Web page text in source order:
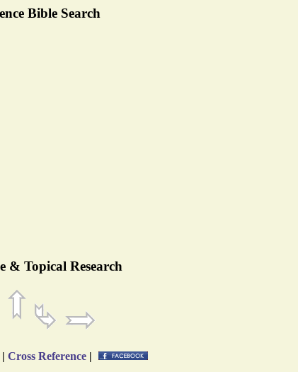
Bible Search
& Topical Research
| Cross Reference |